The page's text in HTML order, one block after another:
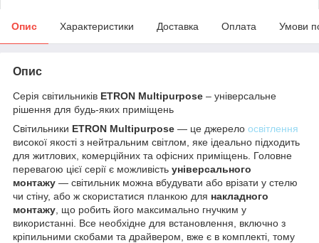
Опис Характеристики Доставка Оплата Умови
Опис
Серія світильників ETRON Multipurpose – універсальне
рішення для будь-яких приміщень
Світильники ETRON Multipurpose — це джерело освітлення
високої якості з нейтральним світлом, яке ідеально підходить
для житлових, комерційних та офісних приміщень. Головне
перевагою цієї серії є можливість універсального
монтажу — світильник можна вбудувати або врізати у стелю
чи стіну, або ж скористатися планкою для накладного
монтажу , що робить його максимально гнучким у
використанні. Все необхідне для встановлення, включно з
кріпильними скобами та драйвером, вже є в комплекті, тому